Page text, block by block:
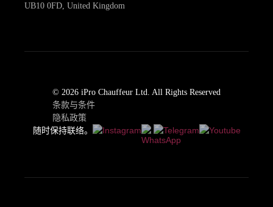
UB10 0FD, United Kingdom
© 2026 iPro Chauffeur Ltd. All Rights Reserved
条款与条件
隐私政策
随时保持联络。